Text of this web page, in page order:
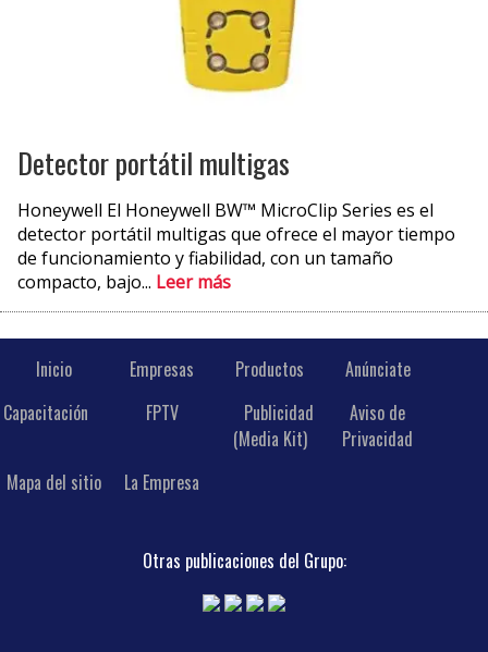
Detector portátil multigas
Honeywell El Honeywell BW™ MicroClip Series es el
detector portátil multigas que ofrece el mayor tiempo
de funcionamiento y fiabilidad, con un tamaño
compacto, bajo... Leer más
Inicio Empresas Productos
Anúnciate
Capacitación
FPTV
Publicidad
(Media Kit)
Aviso de
Privacidad
Mapa del sitio
La Empresa
Otras publicaciones del Grupo: